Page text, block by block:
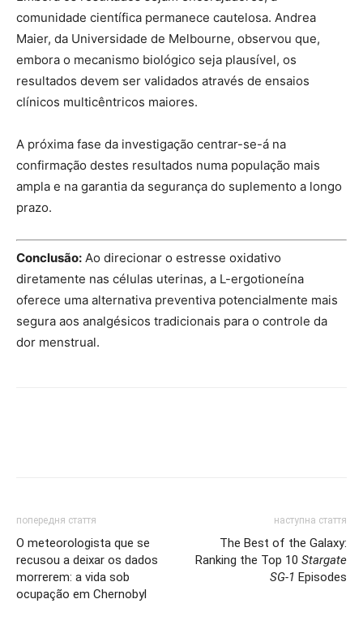
comunidade científica permanece cautelosa. Andrea
Maier, da Universidade de Melbourne, observou que,
embora o mecanismo biológico seja plausível, os
resultados devem ser validados através de ensaios
clínicos multicêntricos maiores.
A próxima fase da investigação centrar-se-á na
confirmação destes resultados numa população mais
ampla e na garantia da segurança do suplemento a longo
prazo.
Conclusão: Ao direcionar o estresse oxidativo
diretamente nas células uterinas, a L-ergotioneína
oferece uma alternativa preventiva potencialmente mais
segura aos analgésicos tradicionais para o controle da
dor menstrual.
попередня стаття
O meteorologista que se
recusou a deixar os dados
morrerem: a vida sob
ocupação em Chernobyl
наступна стаття
The Best of the Galaxy:
Ranking the Top 10 Stargate
SG-1 Episodes